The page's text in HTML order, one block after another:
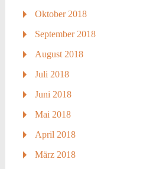
Oktober 2018
September 2018
August 2018
Juli 2018
Juni 2018
Mai 2018
April 2018
März 2018